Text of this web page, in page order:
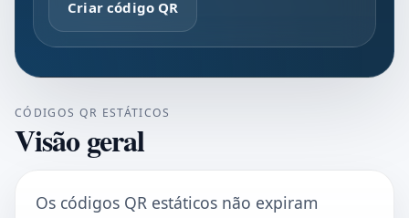
Criar código QR
CÓDIGOS QR ESTÁTICOS
Visão geral
Os códigos QR estáticos não expiram